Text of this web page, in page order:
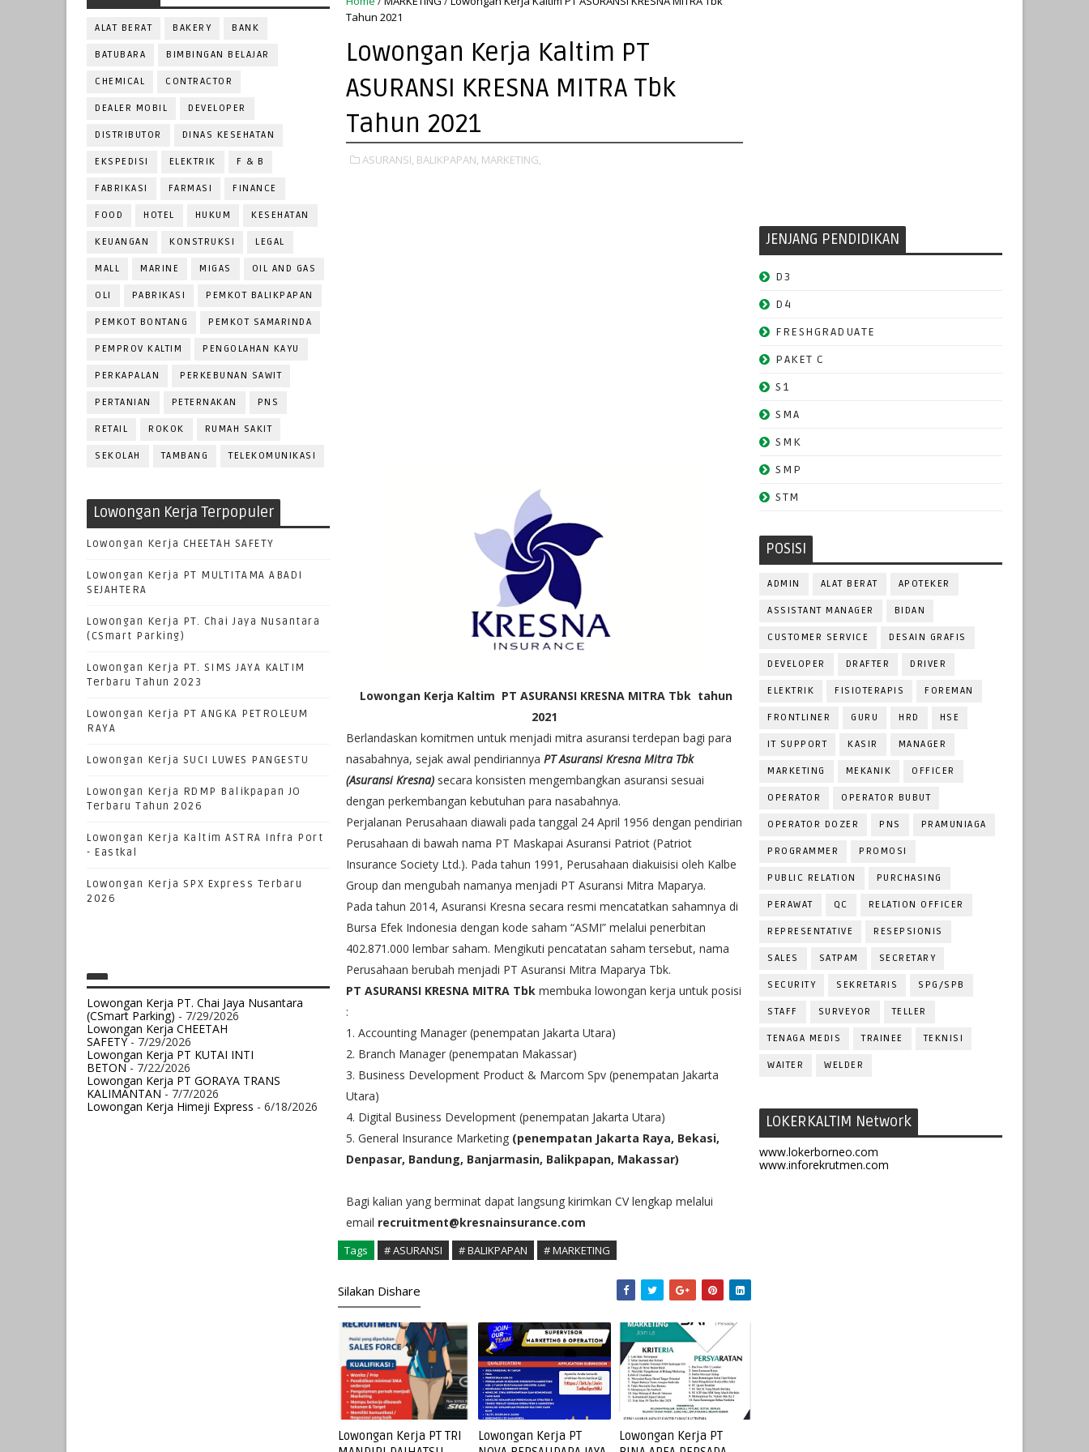
ALAT BERAT BAKERY BANK
BATUBARA BIMBINGAN BELAJAR
CHEMICAL CONTRACTOR
DEALER MOBIL DEVELOPER
DISTRIBUTOR DINAS KESEHATAN
EKSPEDISI ELEKTRIK F & B
FABRIKASI FARMASI FINANCE
FOOD HOTEL HUKUM KESEHATAN
KEUANGAN KONSTRUKSI LEGAL
MALL MARINE MIGAS OIL AND GAS
OLI PABRIKASI PEMKOT BALIKPAPAN
PEMKOT BONTANG PEMKOT SAMARINDA
PEMPROV KALTIM PENGOLAHAN KAYU
PERKAPALAN PERKEBUNAN SAWIT
PERTANIAN PETERNAKAN PNS
RETAIL ROKOK RUMAH SAKIT
SEKOLAH TAMBANG TELEKOMUNIKASI
Lowongan Kerja Terpopuler
Lowongan Kerja CHEETAH SAFETY
Lowongan Kerja PT MULTITAMA ABADI
SEJAHTERA
Lowongan Kerja PT. Chai Jaya Nusantara
(CSmart Parking)
Lowongan Kerja PT. SIMS JAYA KALTIM
Terbaru Tahun 2023
Lowongan Kerja PT ANGKA PETROLEUM
RAYA
Lowongan Kerja SUCI LUWES PANGESTU
Lowongan Kerja RDMP Balikpapan JO
Terbaru Tahun 2026
Lowongan Kerja Kaltim ASTRA Infra Port
- Eastkal
Lowongan Kerja SPX Express Terbaru
2026
Lowongan Kerja PT. Chai Jaya Nusantara
(CSmart Parking) - 7/29/2026
Lowongan Kerja CHEETAH
SAFETY- 7/29/2026
Lowongan Kerja PT KUTAI INTI
BETON- 7/22/2026
Lowongan Kerja PT GORAYA TRANS
KALIMANTAN- 7/7/2026
Lowongan Kerja Himeji Express - 6/18/2026
Tahun 2021
Lowongan Kerja Kaltim PT
ASURANSI KRESNA MITRA Tbk
Tahun 2021
ASURANSI, BALIKPAPAN, MARKETING,
Lowongan Kerja Kaltim PT ASURANSI KRESNA MITRA Tbk tahun
2021
Berlandaskan komitmen untuk menjadi mitra asuransi terdepan bagi para
nasabahnya, sejak awal pendiriannya PT Asuransi Kresna Mitra Tbk
(Asuransi Kresna) secara konsisten mengembangkan asuransi sesuai
dengan perkembangan kebutuhan para nasabahnya.
Perjalanan Perusahaan diawali pada tanggal 24 April 1956 dengan pendirian
Perusahaan di bawah nama PT Maskapai Asuransi Patriot (Patriot
Insurance Society Ltd.). Pada tahun 1991, Perusahaan diakuisisi oleh Kalbe
Group dan mengubah namanya menjadi PT Asuransi Mitra Maparya.
Pada tahun 2014, Asuransi Kresna secara resmi mencatatkan sahamnya di
Bursa Efek Indonesia dengan kode saham “ASMI” melalui penerbitan
402.871.000 lembar saham. Mengikuti pencatatan saham tersebut, nama
Perusahaan berubah menjadi PT Asuransi Mitra Maparya Tbk.
PT ASURANSI KRESNA MITRA Tbk membuka lowongan kerja untuk posisi
:
1. Accounting Manager (penempatan Jakarta Utara)
2. Branch Manager (penempatan Makassar)
3. Business Development Product & Marcom Spv (penempatan Jakarta
Utara)
4. Digital Business Development (penempatan Jakarta Utara)
5. General Insurance Marketing (penempatan Jakarta Raya, Bekasi,
Denpasar, Bandung, Banjarmasin, Balikpapan, Makassar)
Bagi kalian yang berminat dapat langsung kirimkan CV lengkap melalui
email recruitment@kresnainsurance.com
Tags # ASURANSI # BALIKPAPAN # MARKETING
Silakan Dishare
Lowongan Kerja PT TRI
Lowongan Kerja PT
Lowongan Kerja PT
JENJANG PENDIDIKAN
D3
D4
FRESHGRADUATE
PAKET C
S1
SMA
SMK
SMP
STM
POSISI
ADMIN ALAT BERAT APOTEKER
ASSISTANT MANAGER BIDAN
CUSTOMER SERVICE DESAIN GRAFIS
DEVELOPER DRAFTER DRIVER
ELEKTRIK FISIOTERAPIS FOREMAN
FRONTLINER GURU HRD HSE
IT SUPPORT KASIR MANAGER
MARKETING MEKANIK OFFICER
OPERATOR OPERATOR BUBUT
OPERATOR DOZER PNS PRAMUNIAGA
PROGRAMMER PROMOSI
PUBLIC RELATION PURCHASING
PERAWAT QC RELATION OFFICER
REPRESENTATIVE RESEPSIONIS
SALES SATPAM SECRETARY
SECURITY SEKRETARIS SPG/SPB
STAFF SURVEYOR TELLER
TENAGA MEDIS TRAINEE TEKNISI
WAITER WELDER
LOKERKALTIM Network
www.lokerborneo.com
www.inforekrutmen.com